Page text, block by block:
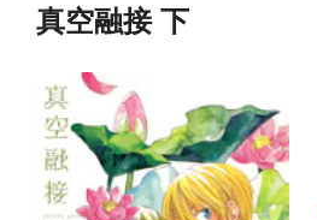
真空融接 下